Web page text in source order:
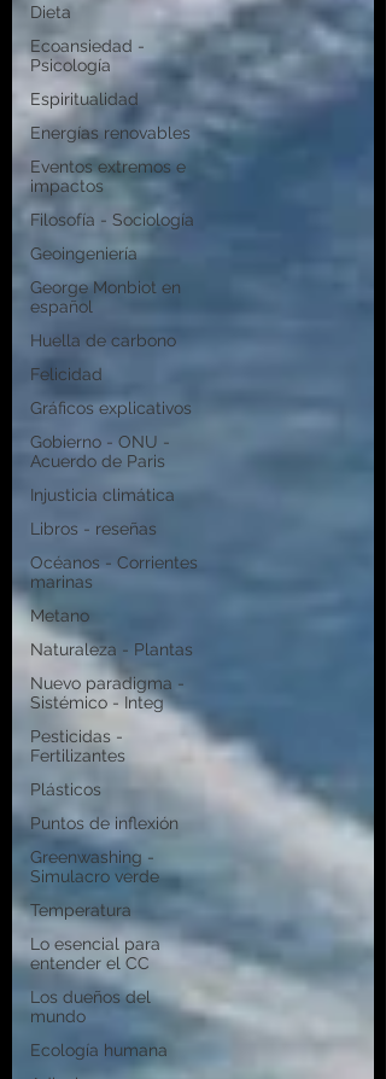
Dieta
Ecoansiedad -
Psicología
Espiritualidad
Energías renovables
Eventos extremos e
impactos
Filosofía - Sociología
Geoingeniería
George Monbiot en
español
Huella de carbono
Felicidad
Gráficos explicativos
Gobierno - ONU -
Acuerdo de Paris
Injusticia climática
Libros - reseñas
Océanos - Corrientes
marinas
Metano
Naturaleza - Plantas
Nuevo paradigma -
Sistémico - Integ
Pesticidas -
Fertilizantes
Plásticos
Puntos de inflexión
Greenwashing -
Simulacro verde
Temperatura
Lo esencial para
entender el CC
Los dueños del
mundo
Ecología humana